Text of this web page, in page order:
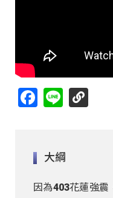
Facebook
Line
大綱
因為403花蓮強